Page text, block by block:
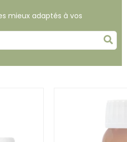
mieux adaptés à vos